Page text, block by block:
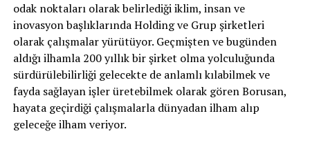
odak noktaları olarak belirlediği iklim, insan ve
inovasyon başlıklarında Holding ve Grup şirketleri
olarak çalışmalar yürütüyor. Geçmişten ve bugünden
aldığı ilhamla 200 yıllık bir şirket olma yolculuğunda
sürdürülebilirliği gelecekte de anlamlı kılabilmek ve
fayda sağlayan işler üretebilmek olarak gören Borusan,
hayata geçirdiği çalışmalarla dünyadan ilham alıp
geleceğe ilham veriyor.